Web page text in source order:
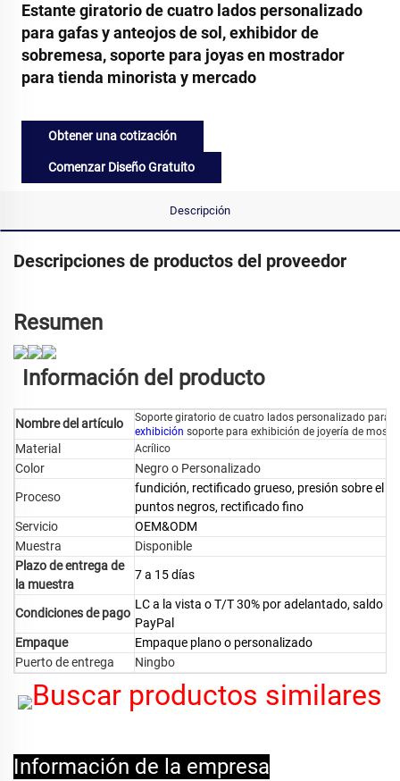
Estante giratorio de cuatro lados personalizado
para gafas y anteojos de sol, exhibidor de
sobremesa, soporte para joyas en mostrador
para tienda minorista y mercado
Obtener una cotización
Comenzar Diseño Gratuito
Descripción
Descripciones de productos del proveedor
Resumen
Información del producto
Nombre del artículo
Soporte giratorio de cuatro lados personalizado para
exhibición soporte para exhibición de joyería de
Material Acrílico
Color
Negro o Personalizado
Proceso
fundición, rectificado grueso, presión sobre el
puntos negros, rectificado fino
Servicio
OEM&ODM
Muestra
Disponible
Plazo de entrega de
la muestra
7 a 15 días
Condiciones de pago
LC a la vista o T/T 30% por adelantado, saldo
PayPal
Empaque
Empaque plano o personalizado
Puerto de entrega
Ningbo
Buscar productos similares
Información de la empresa